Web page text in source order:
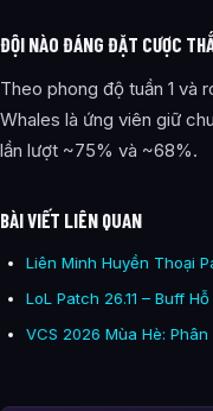
ĐỘI NÀO ĐÁNG ĐẶT CƯỢC
Theo phong độ tuần 1 và
Whales là ứng viên giữ
lần lượt ~75% và ~68%.
BÀI VIẾT LIÊN QUAN
Liên Minh Huyền Thoại
LoL Patch 26.11 – Buff
VCS 2026 Mùa Hè: